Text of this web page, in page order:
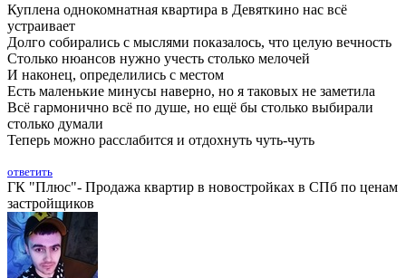
Куплена однокомнатная квартира в Девяткино нас всё
устраивает
Долго собирались с мыслями показалось, что целую вечность
Столько нюансов нужно учесть столько мелочей
И наконец, определились с местом
Есть маленькие минусы наверно, но я таковых не заметила
Всё гармонично всё по душе, но ещё бы столько выбирали
столько думали
Теперь можно расслабится и отдохнуть чуть-чуть
ответить
ГК "Плюс"- Продажа квартир в новостройках в СПб по ценам
застройщиков